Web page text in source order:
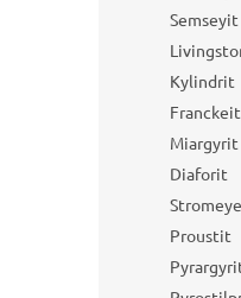
Semseyit
Kylindrit
Franckeit
Miargyrit
Diaforit
Proustit